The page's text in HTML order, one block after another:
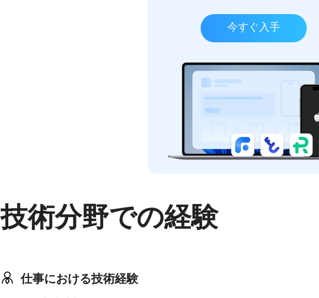
今すぐ入手
技術分野での経験
仕事における技術経験